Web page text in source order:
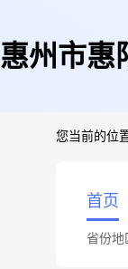
惠州市惠
您当前的位置
首页
省份地